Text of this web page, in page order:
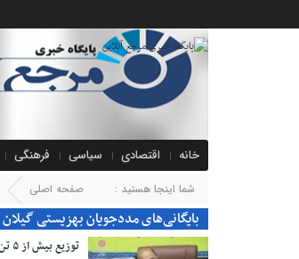
خانه اقتصادی سیاسی فرهنگی
شما اینجا هستید : صفحه اصلی
بایگانی‌های مددجویان بهزیستی گیلان
توزیع بیش از ۵ تن گوشت گرم میان مددجویان بهزیستی گیلان در قالب پویش ولیمه مهربانی حجاج